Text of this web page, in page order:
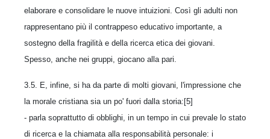
elaborare e consolidare le nuove intuizioni. Così gli adulti non
rappresentano più il contrappeso educativo importante, a
sostegno della fragilità e della ricerca etica dei giovani.
Spesso, anche nei gruppi, giocano alla pari.
3.5. E, infine, si ha da parte di molti giovani, l'impressione che
la morale cristiana sia un po' fuori dalla storia:[5]
- parla soprattutto di obblighi, in un tempo in cui prevale lo stato
di ricerca e la chiamata alla responsabilità personale: i